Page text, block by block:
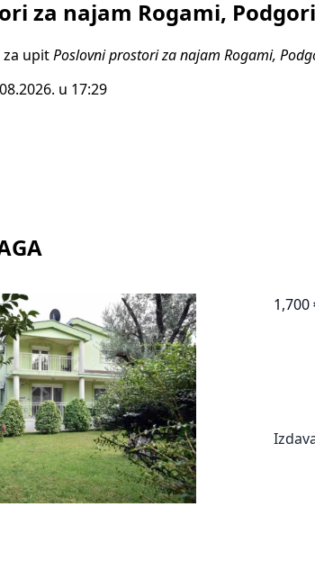
za najam Rogami,
za upit Poslovni prostori za najam Rogami,
u 17:29
1,700